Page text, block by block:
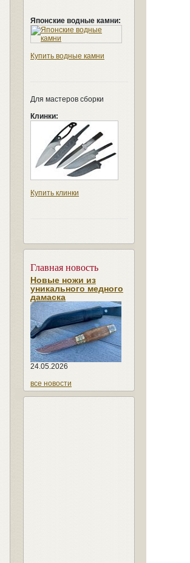
Японские водные камни:
Купить водные камни
Для мастеров сборки
Клинки:
Купить клинки
Главная новость
Новые ножи из
уникального медного
дамаска
24.05.2026
все новости